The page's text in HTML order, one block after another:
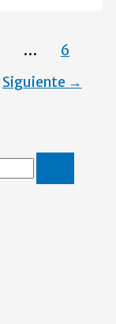
…
6
Siguiente →